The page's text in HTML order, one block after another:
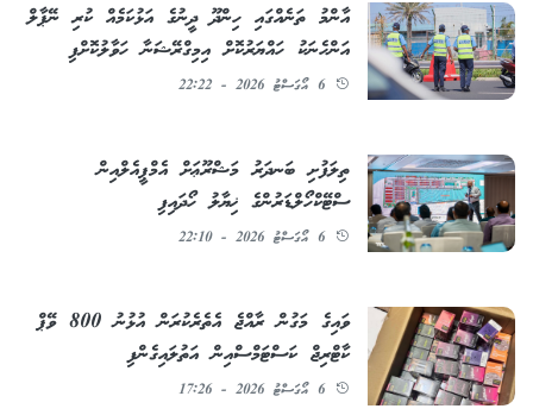
އާންމު ތަނެއްގައި ހިންދޫ ދީނުގެ އަޅުކަމެއް ކުރި ނޭޕާލް
އަންހެނަކު ހައްޔަރުކޮށް އިމިގްރޭޝަނާ ހަވާލުކޮށްފި
6 އޯގަސްޓު 2026 - 22:22
ތިލަފުށި ބަނދަރު މަޝްރޫޢަށް އެމްޕީއެލްއިން
ސްޓޭކްހޯލްޑަރުންގެ ޚިޔާލު ހޯދައިފި
6 އޯގަސްޓު 2026 - 22:10
ވައިގެ މަގުން ރާއްޖެ އެތެރެކުރަން އުޅުނު 800 ވޭޕް
ކާޓްރިޖް ކަސްޓަމްސްއިން އަތުލައިގެންފި
6 އޯގަސްޓު 2026 - 17:26